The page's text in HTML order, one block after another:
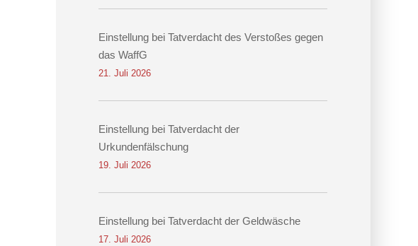
Einstellung bei Tatverdacht des Verstoßes gegen
das WaffG
21. Juli 2026
Einstellung bei Tatverdacht der
Urkundenfälschung
19. Juli 2026
Einstellung bei Tatverdacht der Geldwäsche
17. Juli 2026